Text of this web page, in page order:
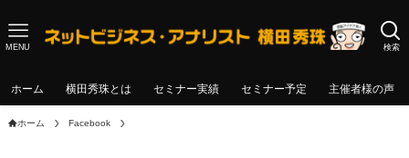
検索
MENU
ホーム 横田秀珠とは セミナー実績 セミナー予定 主催者様の声
ホーム Facebook